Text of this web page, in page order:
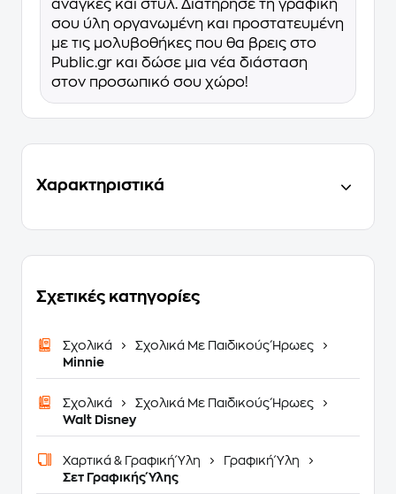
ανάγκες και στυλ. Διατήρησε τη γραφική
σου ύλη οργανωμένη και προστατευμένη
με τις μολυβοθήκες που θα βρεις στο
Public.gr και δώσε μια νέα διάσταση
στον προσωπικό σου χώρο!
Χαρακτηριστικά
Σχετικές κατηγορίες
Σχολικά
Σχολικά Με Παιδικούς Ήρωες
Minnie
Σχολικά
Σχολικά Με Παιδικούς Ήρωες
Walt Disney
Χαρτικά & Γραφική Ύλη
Γραφική Ύλη
Σετ Γραφικής Ύλης